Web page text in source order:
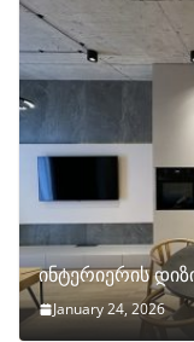
ინტერიერის
January 24, 2026